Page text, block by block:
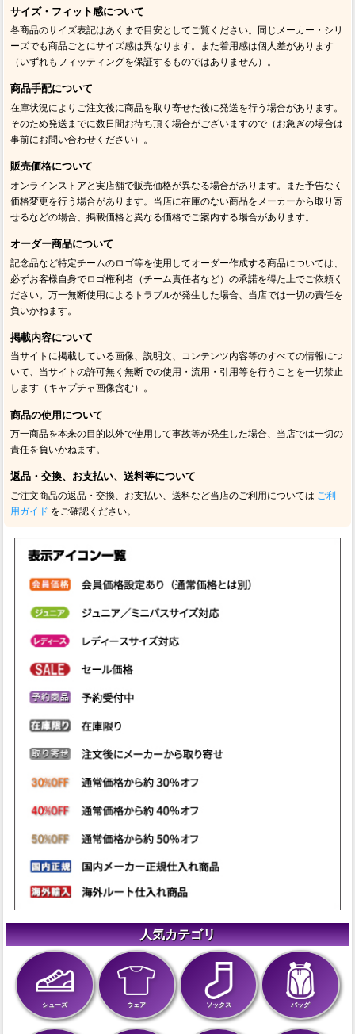
サイズ・フィット感について
各商品のサイズ表記はあくまで目安としてご覧ください。同じメーカー・シリ
ーズでも商品ごとにサイズ感は異なります。また着用感は個人差があります
（いずれもフィッティングを保証するものではありません）。
商品手配について
在庫状況によりご注文後に商品を取り寄せた後に発送を行う場合があります。
そのため発送までに数日間お待ち頂く場合がございますので（お急ぎの場合は
事前にお問い合わせください）。
販売価格について
オンラインストアと実店舗で販売価格が異なる場合があります。また予告なく
価格変更を行う場合があります。当店に在庫のない商品をメーカーから取り寄
せるなどの場合、掲載価格と異なる価格でご案内する場合があります。
オーダー商品について
記念品など特定チームのロゴ等を使用してオーダー作成する商品については、
必ずお客様自身でロゴ権利者（チーム責任者など）の承諾を得た上でご依頼く
ださい。万一無断使用によるトラブルが発生した場合、当店では一切の責任を
負いかねます。
掲載内容について
当サイトに掲載している画像、説明文、コンテンツ内容等のすべての情報につ
いて、当サイトの許可無く無断での使用・流用・引用等を行うことを一切禁止
します（キャプチャ画像含む）。
商品の使用について
万一商品を本来の目的以外で使用して事故等が発生した場合、当店では一切の
責任を負いかねます。
返品・交換、お支払い、送料等について
ご注文商品の返品・交換、お支払い、送料など当店のご利用については ご利
用ガイド をご確認ください。
人気カテゴリ
シューズ ウェア ソックス バッグ